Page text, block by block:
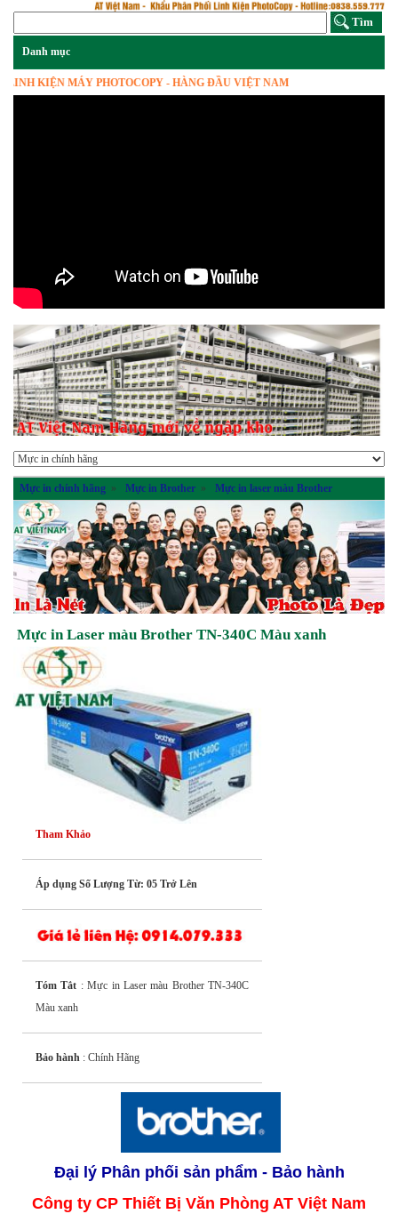
MÁY PHOTOCOPY - HÀNG ĐẦU VIỆT NAM
Previous Next
Mực in chính hãng » Mực in Brother » Mực in laser màu Brother
Mực in Laser màu Brother TN-340C Màu xanh
Tham Khảo
Áp dụng Số Lượng Từ: 05 Trở Lên
Tóm Tắt : Mực in Laser màu Brother TN-340C
Màu xanh
Bảo hành : Chính Hãng
Đại lý Phân phối sản phẩm - Bảo hành
Công ty CP Thiết Bị Văn Phòng AT Việt Nam